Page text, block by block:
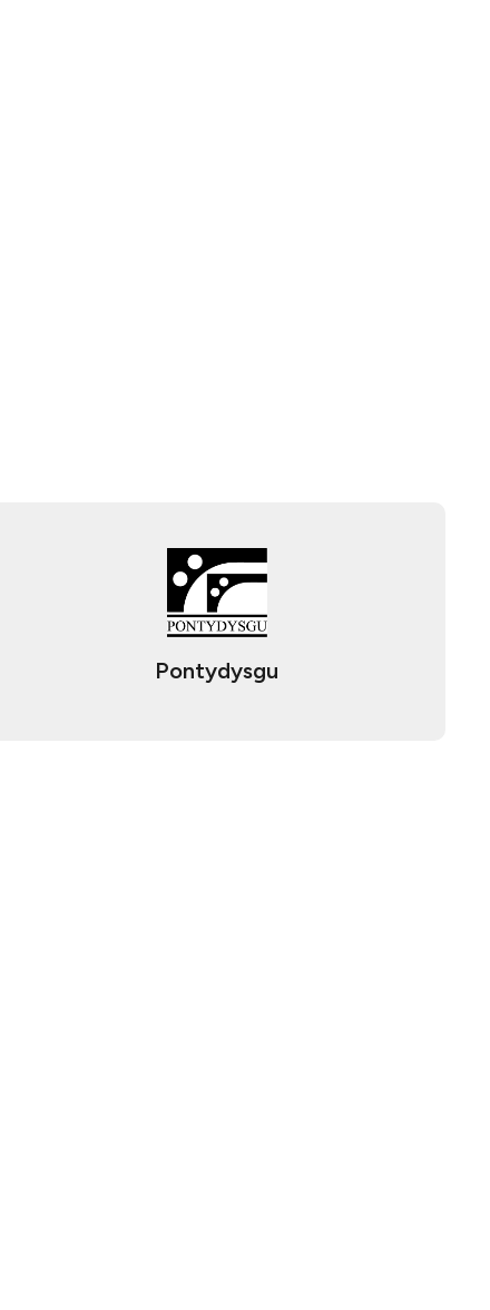
Pontydysgu​​​​‌ ‍ ​‍​‍‌‍ ‌ ​‍‌‍‍‌‌‍‌ ‌‍‍‌‌‍ ‍​‍​‍​ ‍‍​‍​‍‌ ​ ‌‍​‌‌‍ ‍‌‍‍‌‌ ‌​‌ ‍‌​‍ ‍‌‍‍‌‌‍ ​‍​‍​‍ ​​‍​‍‌‍‍​‌ ​‍‌‍‌‌‌‍‌‍​‍​‍​ ‍‍​‍​‍​‍ ‌ ​ ‌ ‌​‌ ‌‌‌‍‌​‌‍‍‌‌‍ ​‍ ‌‍‍‌‌‍ ‍‌ ‌​‌‍‌‌‌‍ ‍‌ ‌​​‍ ‌‍‌‌‌‍‌​‌‍‍‌‌ ‌​​‍ ‌‍ ‌‌‍ ‌‍‌​‌‍‌‌​ ‌‌ ​​‌ ​‍‌‍‌‌‌ ​ ‌‍‌‌‌‍ ‍‌ ‌​‌‍​‌‌ ‌​‌‍‍‌‌‍ ‌‍ ‍​ ‍ ‌‍‍‌‌‍‌​​ ‌​ ​​​ ‌ ‌‍​‍​ ​‌​ ​​‌‍​‍‌‍‌​‌‍​ ​‍ ‌​ ‌ ​ ‌ ‌‍‌​‌‍​ ​‍ ‌​ ‌​​ ​​‌‍​ ​ ‌ ​‍ ‌​ ‍​​ ​‍‌‍​‌‌‍​‍​‍ ‌​ ‌ ‌‍​ ‌‍‌​​ ​ ​ ‍‌​ ‌​​ ​‍​ ​‍‌‍​ ‌‍​‍​ ​‌​ ‌‍​ ‍ ‌ ‌​‌ ‍‌‌ ​​‌‍‌‌​ ‌‌ ​​‌‍​‌‌ ​‍‌ ‌​‌‍ ‍‌‍‌‌‌ ​‍​ ‍ ‌ ​​‌‍​‌‌ ‌​‌‍‍​​ ‌‌‍ ‍‌‍​‌‌‍ ‌‌‍‌‌​ ‌‍​‍‌‍​‌‌ ​ ‌‍‌‌‌‌‌‌‌ ​‍‌‍ ​​ ‌​‍‌‌​ ​‍‌​‌‍‌ ​ ‌ ‌​‌ ‌‌‌‍‌​‌‍‍‌‌‍ ​‍‌‍‌‍‍‌‌‍‌​​ ‌​ ​​​ ‌ ‌‍​‍​ ​‌​ ​​‌‍​‍‌‍‌​‌‍​ ​‍ ‌​ ‌ ​ ‌ ‌‍‌​‌‍​ ​‍ ‌​ ‌​​ ​​‌‍​ ​ ‌ ​‍ ‌​ ‍​​ ​‍‌‍​‌‌‍​‍​‍ ‌​ ‌ ‌‍​ ‌‍‌​​ ​ ​ ‍‌​ ‌​​ ​‍​ ​‍‌‍​ ‌‍​‍​ ​‌​ ‌‍​‍‌‍‌ ‌​‌ ‍‌‌ ​​‌‍‌‌​ ‌‌ ​​‌‍​‌‌ ​‍‌ ‌​‌‍ ‍‌‍‌‌‌ ​‍​‍‌‍‌ ​​‌‍​‌‌ ‌​‌‍‍​​ ‌‌‍ ‍‌‍​‌‌‍ ‌‌‍‌‌​‍‌‍‌ ​​‌‍‌‌‌ ​‍‌ ​ ‌ ​​‌‍‌‌‌‍​ ‌ ‌​‌‍‍‌‌ ‌‍‌‍‌‌​ ‌‌ ​​‌ ‌‌‌‍​‍‌‍ ​‌‍‍‌‌ ​ ‌‍‍​‌‍‌‌‌‍‌​​‍​‍‌ ‌